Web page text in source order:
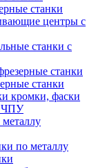
станки
центры с
станки с
станки
станки
кромки, фаски
ЧПУ
металлу
по металлу